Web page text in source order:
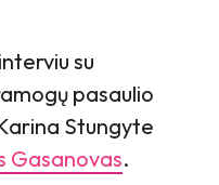
su
pasaulio
Stungyte
Gasanovas.